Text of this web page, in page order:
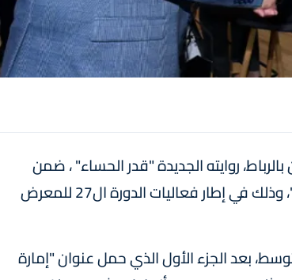
روايته الجديدة "قدر الحساء" ، ضمن
ثنائيته حول أدب الصحراء، والموسومة ب"السيرة والإخلاص"، وذلك في إطار فعاليات الدورة ال27 للمعرض
صفحة من القطع المتوسط، بعد الجزء الأول الذي حمل عنوان "إمارة